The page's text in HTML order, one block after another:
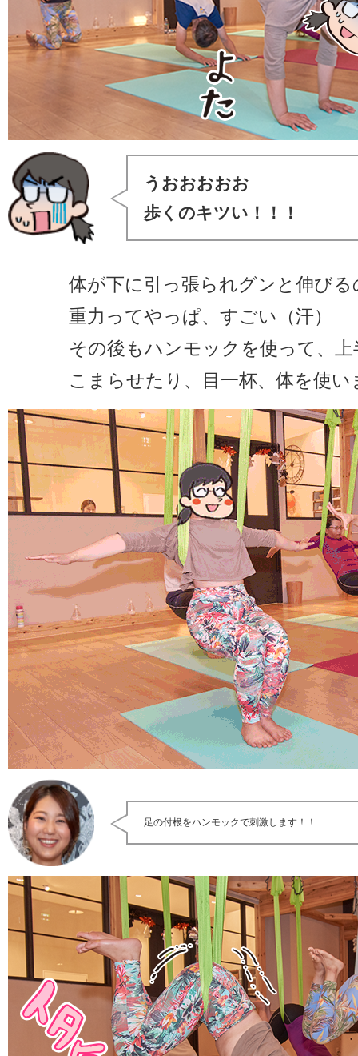
うおおおおお
歩くのキツい！！！
体が下に引っ張られグンと伸び
重力ってやっぱ、すごい（汗）
その後もハンモックを使って、
こまらせたり、目一杯、体を使い
足の付根をハンモックで刺激します！！